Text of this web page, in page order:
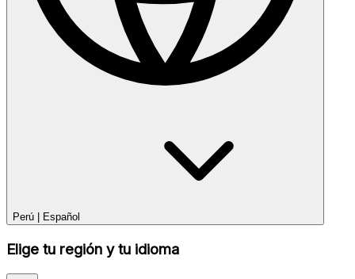
Perú Español
Elige tu región y tu idioma